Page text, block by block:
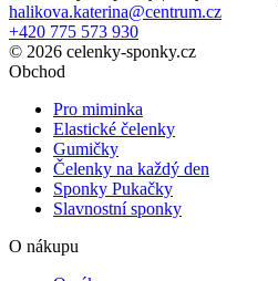
halikova.katerina@centrum.cz
+420 775 573 930
© 2026 celenky-sponky.cz
Obchod
Pro miminka
Elastické čelenky
Gumičky
Čelenky na každý den
Sponky Pukačky
Slavnostní sponky
O nákupu